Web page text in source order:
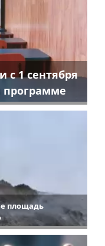
с 1 сентября
программе
площадь